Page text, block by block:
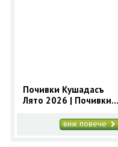
Почивки Кушадасъ
Лято 2026 | Почивки
виж повече